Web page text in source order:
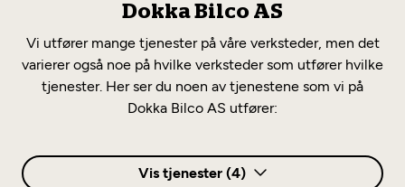
Dokka Bilco AS
Vi utfører mange tjenester på våre verksteder, men det
varierer også noe på hvilke verksteder som utfører hvilke
tjenester. Her ser du noen av tjenestene som vi på
Dokka Bilco AS utfører:
Vis tjenester (4)